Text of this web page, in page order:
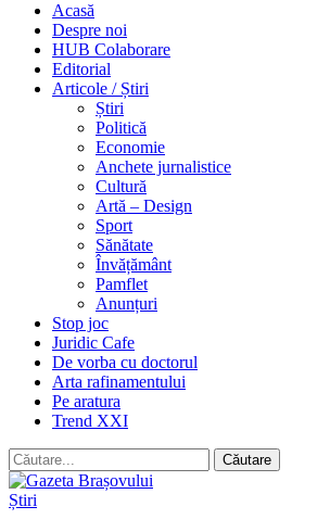
Acasă
Despre noi
HUB Colaborare
Editorial
Articole / Știri
Știri
Politică
Economie
Anchete jurnalistice
Cultură
Artă – Design
Sport
Sănătate
Învățământ
Pamflet
Anunțuri
Stop joc
Juridic Cafe
De vorba cu doctorul
Arta rafinamentului
Pe aratura
Trend XXI
Știri